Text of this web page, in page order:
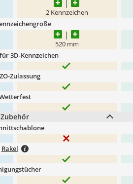
2 Kennzeichen
520 mm
3D-Kennzeichen
Zulassung
Zubehör
Rakel